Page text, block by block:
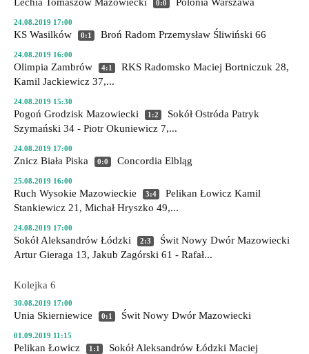
0:0
24.08.2019 17:00
KS Wasilków 0:1 Broń Radom Przemysław Śliwiński 66
24.08.2019 16:00
Olimpia Zambrów 4:1 RKS Radomsko Maciej Bortniczuk 28,
Kamil Jackiewicz 37,...
24.08.2019 15:30
Pogoń Grodzisk Mazowiecki 1:2 Sokół Ostróda Patryk
Szymański 34 - Piotr Okuniewicz 7,...
24.08.2019 17:00
Znicz Biała Piska 0:0 Concordia Elbląg
25.08.2019 16:00
Ruch Wysokie Mazowieckie 3:4 Pelikan Łowicz Kamil
Stankiewicz 21, Michał Hryszko 49,...
24.08.2019 17:00
Sokół Aleksandrów Łódzki 2:3
Świt Nowy Dwór Mazowiecki
Artur Gieraga 13, Jakub Zagórski 61 - Rafał...
Kolejka 6
30.08.2019 17:00
Unia Skierniewice 0:1 Świt Nowy Dwór Mazowiecki
01.09.2019 11:15
Pelikan Łowicz 1:1 Sokół Aleksandrów Łódzki Maciej